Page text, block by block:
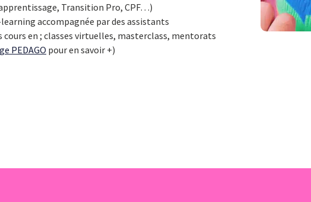
Transition Pro, CPF…)
accompagnée par des assistants
cours en ; classes virtuelles, masterclass, mentorats
PEDAGO pour en savoir +)